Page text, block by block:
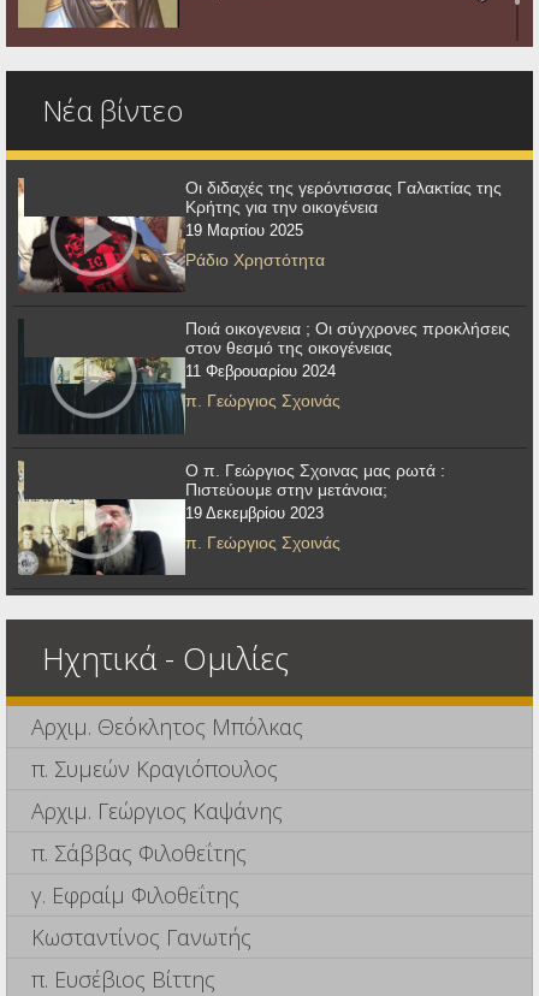
Νέα βίντεο
Οι διδαχές της γερόντισσας Γαλακτίας της
Κρήτης για την οικογένεια
19 Μαρτίου 2025
Ράδιο Χρηστότητα
Ποιά οικογενεια ; Οι σύγχρονες προκλήσεις
στον θεσμό της οικογένειας
11 Φεβρουαρίου 2024
π. Γεώργιος Σχοινάς
Ο π. Γεώργιος Σχοινας μας ρωτά :
Πιστεύουμε στην μετάνοια;
19 Δεκεμβρίου 2023
π. Γεώργιος Σχοινάς
Ηχητικά - Ομιλίες
Αρχιμ. Θεόκλητος Μπόλκας
π. Συμεών Κραγιόπουλος
Αρχιμ. Γεώργιος Καψάνης
π. Σάββας Φιλοθεΐτης
γ. Εφραίμ Φιλοθεΐτης
Κωσταντίνος Γανωτής
π. Ευσέβιος Βίττης